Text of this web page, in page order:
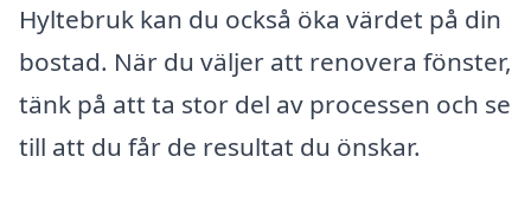
Hyltebruk kan du också öka värdet på din
bostad. När du väljer att renovera fönster,
tänk på att ta stor del av processen och se
till att du får de resultat du önskar.